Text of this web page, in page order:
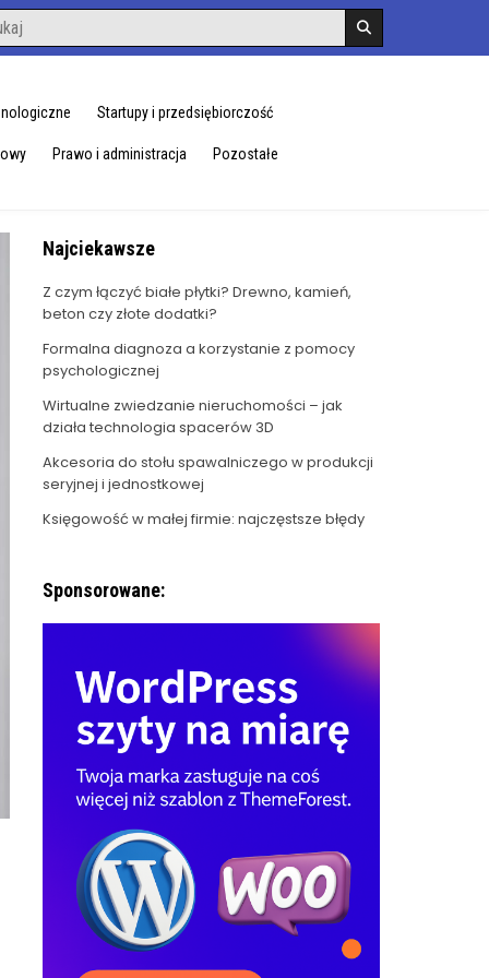
Startupy i przedsiębiorczość
Prawo i administracja Pozostałe
Najciekawsze
Z czym łączyć białe płytki? Drewno, kamień,
beton czy złote dodatki?
Formalna diagnoza a korzystanie z pomocy
psychologicznej
Wirtualne zwiedzanie nieruchomości – jak
działa technologia spacerów 3D
Akcesoria do stołu spawalniczego w produkcji
seryjnej i jednostkowej
Księgowość w małej firmie: najczęstsze błędy
Sponsorowane: